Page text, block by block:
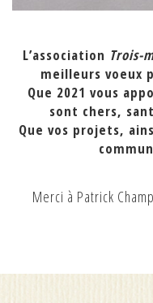
L’association Trois-
meilleurs voeux
Que 2021 vous
sont chers,
Que vos projets,
Merci à Patrick